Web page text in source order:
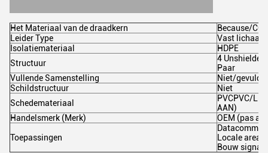
Het Materiaal van de draadkern
Because/CCA
Leider Type
Vast lichaam
Isolatiemateriaal
HDPE
Structuur
4
Paar
Vullende Samenstelling
Niet/gevuld
Schildstructuur
Niet
Schedemateriaal
PVCPVC/
AAN)
Handelsmerk (Merk)
OEM (pas
Toepassingen
Locale area
Bouw